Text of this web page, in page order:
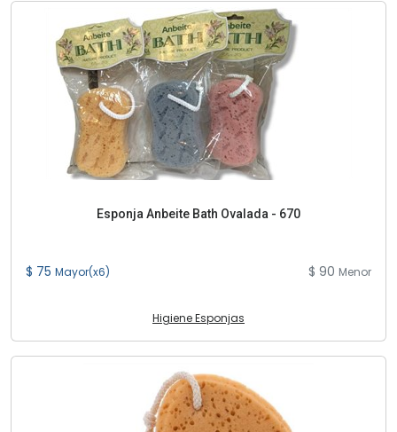
Esponja Anbeite Bath Ovalada - 670
$ 75 Mayor(x6) $ 90 Menor
Higiene Esponjas